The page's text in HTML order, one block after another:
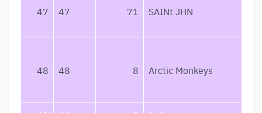
47 47 71 SAINt JHN
48 48 8 Arctic Monkeys